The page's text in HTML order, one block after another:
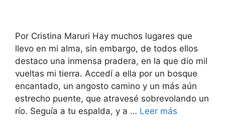
Por Cristina Maruri Hay muchos lugares que
llevo en mi alma, sin embargo, de todos ellos
destaco una inmensa pradera, en la que dio mil
vueltas mi tierra. Accedí a ella por un bosque
encantado, un angosto camino y un más aún
estrecho puente, que atravesé sobrevolando un
río. Seguía a tu espalda, y a … Leer más